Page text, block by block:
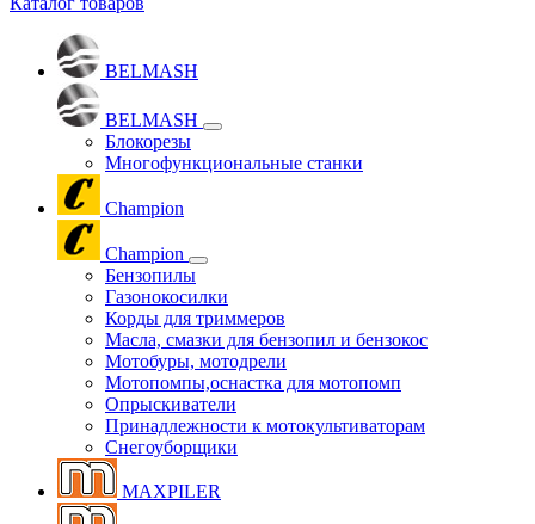
BELMASH
BELMASH
Блокорезы
Многофункциональные станки
Champion
Champion
Бензопилы
Газонокосилки
Корды для триммеров
Масла, смазки для бензопил и бензокос
Мотобуры, мотодрели
Мотопомпы,оснастка для мотопомп
Опрыскиватели
Принадлежности к мотокультиваторам
Снегоуборщики
MAXPILER